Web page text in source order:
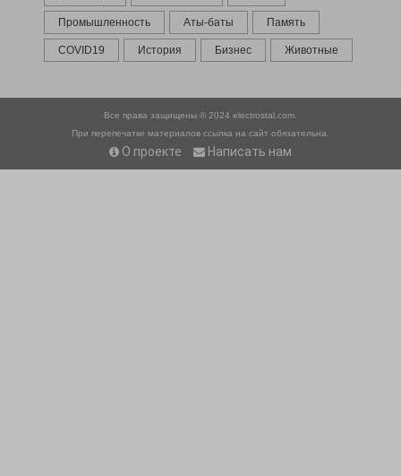
Промышленность Аты-баты Память
COVID19 История Бизнес Животные
Все права защищены © 2024 electrostal.com.
При перепечатке материалов ссылка на сайт обязательна.
О проекте Написать нам